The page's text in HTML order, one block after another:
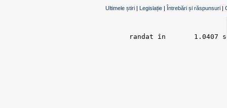
Ultimele știri | Legislație | Întrebări și răspunsuri |
randat în